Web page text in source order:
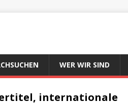
WER WIR SIND
internationale